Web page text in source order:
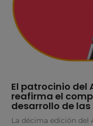
El patrocinio del
reafirma el
desarrollo de las
La décima edición del